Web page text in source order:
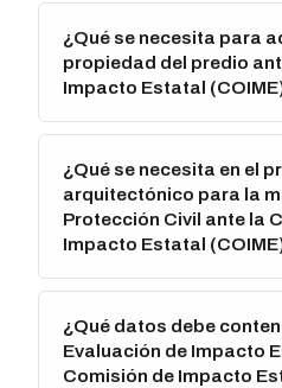
¿Qué se necesita para
propiedad del predio
Impacto Estatal
¿Qué se necesita en el
arquitectónico para la
Protección Civil ante la
Impacto Estatal
¿Qué datos debe
Evaluación de Impacto
Comisión de Impacto